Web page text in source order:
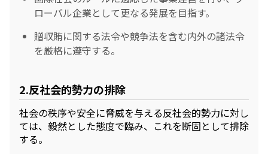
ローバル企業として更なる発展を目指す。
贈収賄に関する法令や競争法を含む内外の諸法令
を厳格に遵守する。
2.反社会的勢力の排除
社会の秩序や安全に脅威を与える反社会的勢力に対し
ては、毅然とした態度で臨み、これを断固として排除
する。